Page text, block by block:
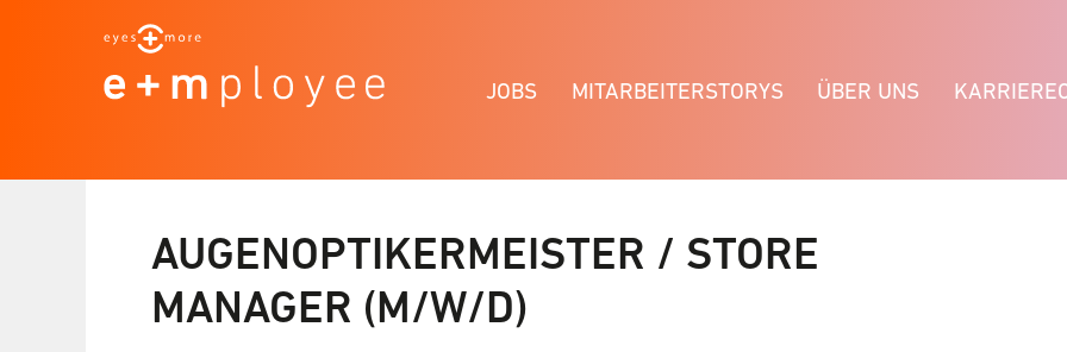
JOBS MITARBEITERSTORYS ÜBER UNS
AUGENOPTIKERMEISTER / STORE
MANAGER (M/W/D)